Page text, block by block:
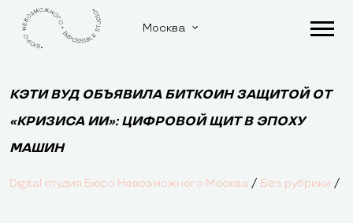
Москва
КЭТИ ВУД ОБЪЯВИЛА БИТКОИН ЗАЩИТОЙ ОТ
«КРИЗИСА ИИ»: ЦИФРОВОЙ ЩИТ В ЭПОХУ
МАШИН
Digital студия Бюро Невозможного Москва / Без рубрики /